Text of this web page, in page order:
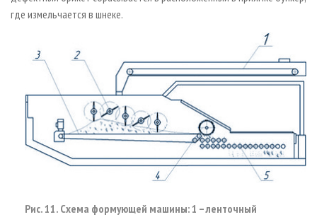
где измельчается в шнеке.
Рис. 11. Схема формующей машины: 1 – ленточный